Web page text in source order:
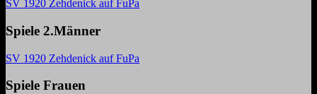
SV 1920 Zehdenick auf FuPa
Spiele 2.Männer
SV 1920 Zehdenick auf FuPa
Spiele Frauen